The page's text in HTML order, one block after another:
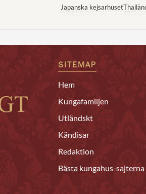
Japanska kejsarhuset
SITEMAP
Hem
Kungafamiljen
Utländskt
Kändisar
Redaktion
Bästa kungahus-sajterna